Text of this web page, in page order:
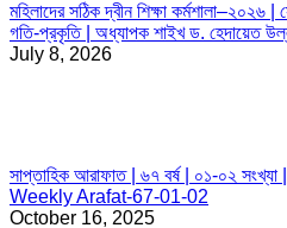
মহিলাদের সঠিক দ্বীন শিক্ষা কর্মশালা–২০২৬
গতি-প্রকৃতি | অধ্যাপক শাইখ ড. হেদায়েত
July 8, 2026
সাপ্তাহিক আরাফাত | ৬৭ বর্ষ | ০১-০২ সংখ্যা
Weekly Arafat-67-01-02
October 16, 2025